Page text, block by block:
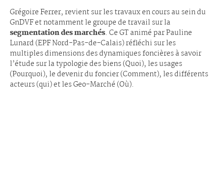
Grégoire Ferrer, revient sur les travaux en cours au sein du
GnDVF et notamment le groupe de travail sur la
segmentation des marchés. Ce GT animé par Pauline
Lunard (EPF Nord-Pas-de-Calais) réfléchi sur les
multiples dimensions des dynamiques foncières à savoir
l’étude sur la typologie des biens (Quoi), les usages
(Pourquoi), le devenir du foncier (Comment), les différents
acteurs (qui) et les Geo-Marché (Où).